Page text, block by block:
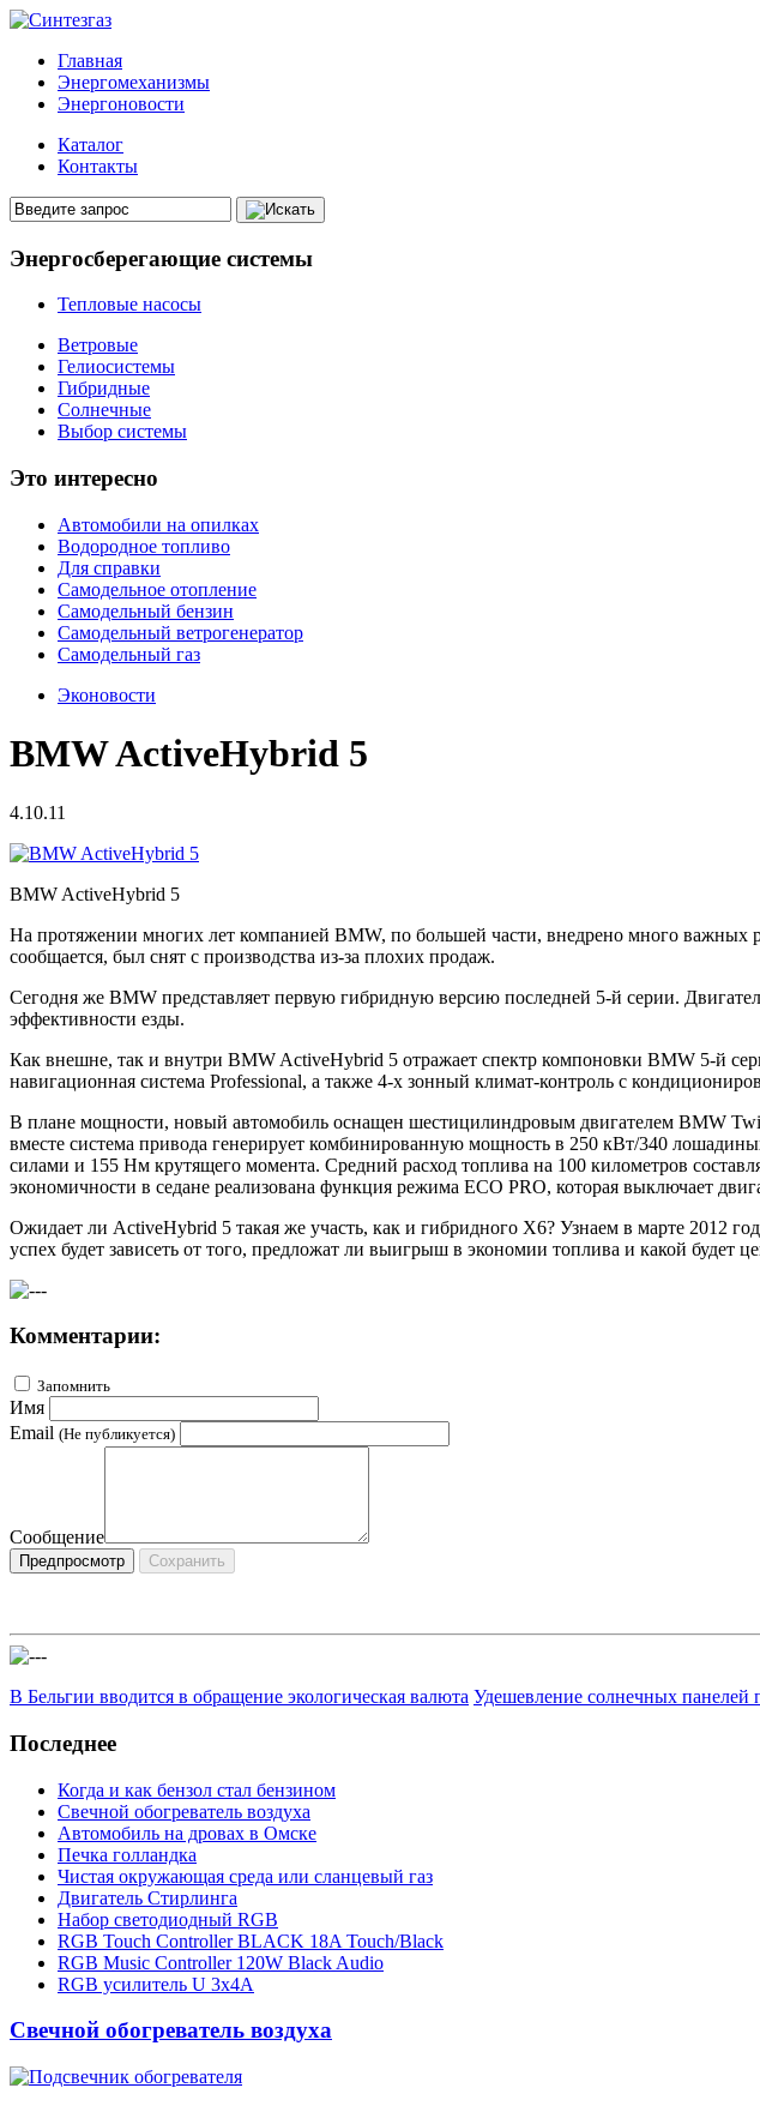
Главная
Энергомеханизмы
Энергоновости
Каталог
Контакты
Энергосберегающие системы
Тепловые насосы
Ветровые
Гелиосистемы
Гибридные
Солнечные
Выбор системы
Это интересно
Автомобили на опилках
Водородное топливо
Для справки
Самодельное отопление
Самодельный бензин
Самодельный ветрогенератор
Самодельный газ
Эконовости
BMW ActiveHybrid 5
4.10.11
BMW ActiveHybrid 5
На протяжении многих лет компанией BMW, по большей части, внедрено много
сообщается, был снят с производства из-за плохих продаж.
Сегодня же BMW представляет первую гибридную версию последней 5-й серии.
эффективности езды.
Как внешне, так и внутри BMW ActiveHybrid 5 отражает спектр компоновки BMW 5-й
навигационная система Professional, а также 4-х зонный климат-контроль с
В плане мощности, новый автомобиль оснащен шестицилиндровым двигателем BMW
вместе система привода генерирует комбинированную мощность в 250 кВт/340
силами и 155 Нм крутящего момента. Средний расход топлива на 100 километров
экономичности в седане реализована функция режима ECO PRO, которая выключает
Ожидает ли ActiveHybrid 5 такая же участь, как и гибридного X6? Узнаем в марте 2012
успех будет зависеть от того, предложат ли выигрыш в экономии топлива и какой будет
Комментарии:
Запомнить
Имя
Email (Не публикуется)
Сообщение
В Бельгии вводится в обращение экологическая валюта Удешевление солнечных
Последнее
Когда и как бензол стал бензином
Свечной обогреватель воздуха
Автомобиль на дровах в Омске
Печка голландка
Чистая окружающая среда или сланцевый газ
Двигатель Стирлинга
Набор светодиодный RGB
RGB Touch Controller BLACK 18A Touch/Black
RGB Music Controller 120W Black Audio
RGB усилитель U 3х4A
Свечной обогреватель воздуха